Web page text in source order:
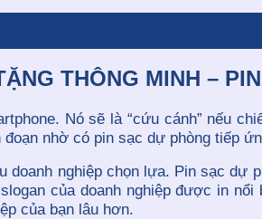
THÔNG MINH –
Nó sẽ là “cứu cánh” nếu
nhờ có pin sạc dự phòng tiếp
doanh nghiệp chọn lựa. Pin sạc
của doanh nghiệp được in
của bạn lâu hơn.